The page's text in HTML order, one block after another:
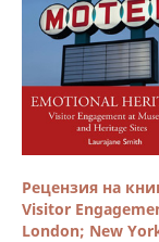
Рецензия на
Visitor
London; New